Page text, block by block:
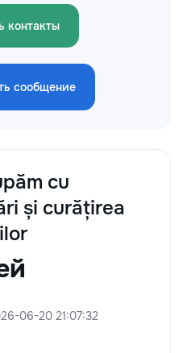
контакты
сообщение
cu
și curățirea
06-20 21:07:32